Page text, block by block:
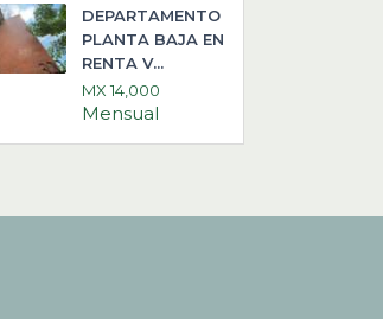
DEPARTAMENTO
PLANTA BAJA EN
RENTA V...
MX 14,000
Mensual